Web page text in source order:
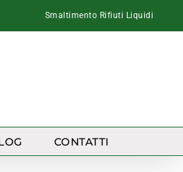
Smaltimento Rifiuti Liquidi
CONTATTI